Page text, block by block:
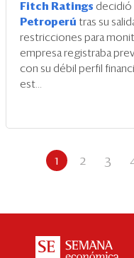
Fitch Ratings decidió
Petroperú tras su
restricciones para
empresa registraba
con su débil perfil
est...
1 2 3